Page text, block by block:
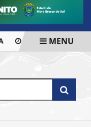
DEFESA DEMENU